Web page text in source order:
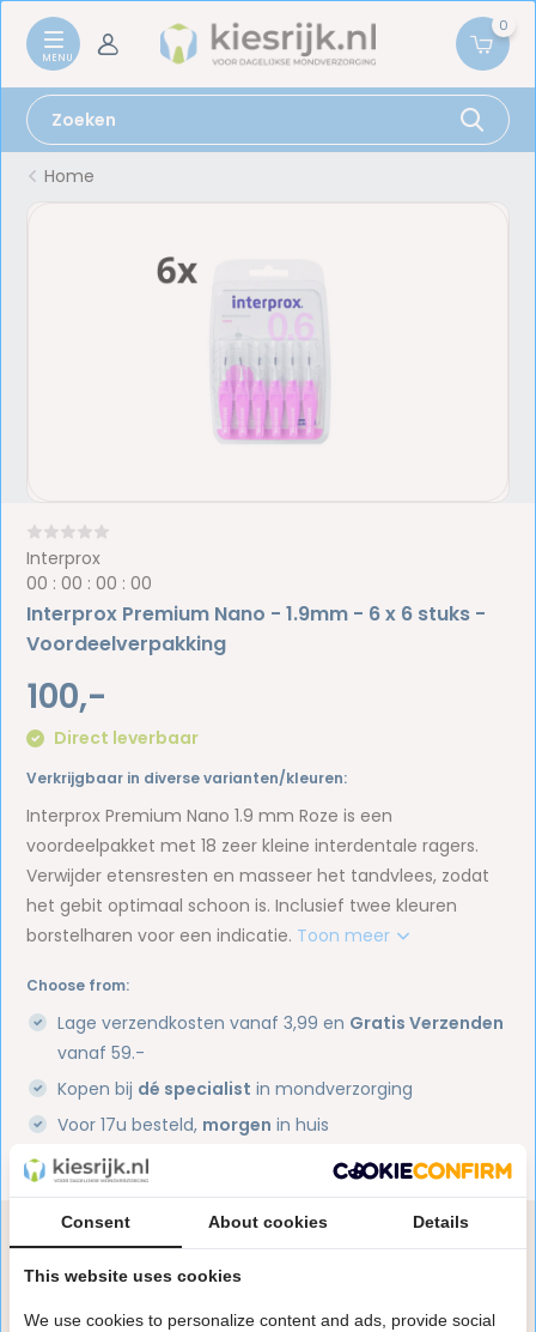
0
Home
Interprox
00 :00 :00 :00
Interprox Premium Nano - 1.9mm - 6 x 6 stuks -
Voordeelverpakking
100,-
Direct leverbaar
Verkrijgbaar in diverse varianten/kleuren:
Interprox Premium Nano 1.9 mm Roze is een
voordeelpakket met 18 zeer kleine interdentale ragers.
Verwijder etensresten en masseer het tandvlees, zodat
het gebit optimaal schoon is. Inclusief twee kleuren
borstelharen voor een indicatie. Toon meer
Choose from:
Lage verzendkosten vanaf 3,99 en Gratis Verzenden
vanaf 59.-
Kopen bij dé specialist in mondverzorging
Voor 17u besteld, morgen in huis
1 miljoen+tevreden klanten
Heb je een vraag over dit product?
Onze specialisten helpen je graag! Spreek ons aan
Consent About cookies Details
This website uses cookies
We use cookies to personalize content and ads, provide social